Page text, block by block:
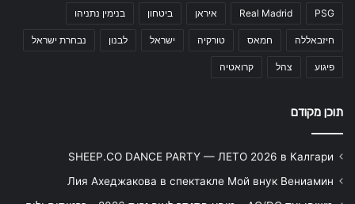
PSG
Real Madrid איראן ביטחון בנימין נתניהו
חיזבאללה חמאס טורקיה ישראל לבנון נבחרת ישראל
פיגוע צהל קרואטיה
תוכן מקודם
SHEEP.CO DANCE PARTY — ЛЕТО 2026 в Калгари
Лия Ахеджакова в спектакле Мой внук Вениамин